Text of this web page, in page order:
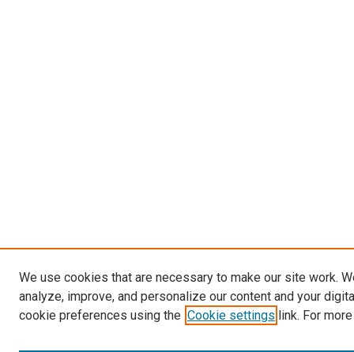
We use cookies that are necessary to make our site work.
analyze, improve, and personalize our content and your
cookie preferences using the Cookie settings link. For